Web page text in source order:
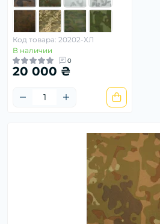
Код товара: 20202-ХЛ
В наличии
0
20 000 ₴